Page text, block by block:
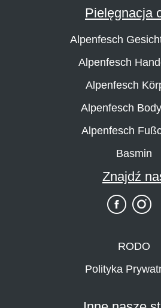
Pielęgnacja
Alpenfesch
Alpenfesch
Alpenfesch
Alpenfesch
Alpenfesch
Basmin
Znajdź
RODO
Polityka